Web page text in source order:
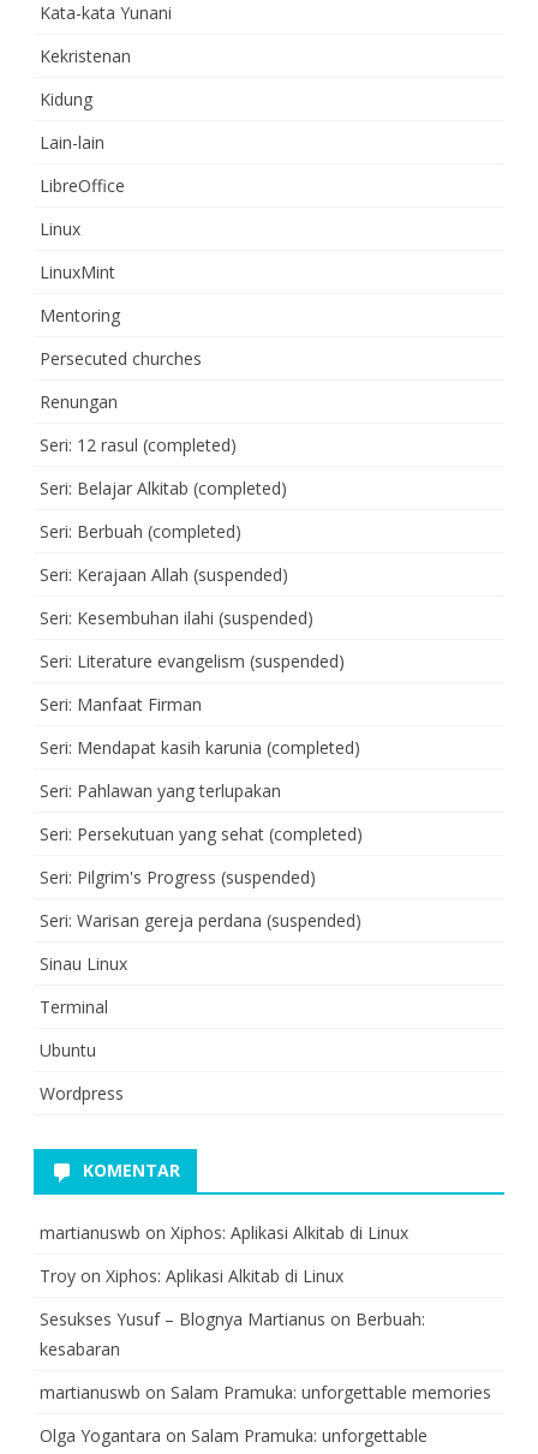
Kata-kata Yunani
Kekristenan
Kidung
Lain-lain
LibreOffice
Linux
LinuxMint
Mentoring
Persecuted churches
Renungan
Seri: 12 rasul (completed)
Seri: Belajar Alkitab (completed)
Seri: Berbuah (completed)
Seri: Kerajaan Allah (suspended)
Seri: Kesembuhan ilahi (suspended)
Seri: Literature evangelism (suspended)
Seri: Manfaat Firman
Seri: Mendapat kasih karunia (completed)
Seri: Pahlawan yang terlupakan
Seri: Persekutuan yang sehat (completed)
Seri: Pilgrim's Progress (suspended)
Seri: Warisan gereja perdana (suspended)
Sinau Linux
Terminal
Ubuntu
Wordpress
KOMENTAR
martianuswb on Xiphos: Aplikasi Alkitab di Linux
Troy on Xiphos: Aplikasi Alkitab di Linux
Sesukses Yusuf – Blognya Martianus on Berbuah:
kesabaran
martianuswb on Salam Pramuka: unforgettable memories
Olga Yogantara on Salam Pramuka: unforgettable